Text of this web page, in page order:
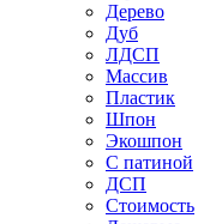
Дерево
Дуб
ЛДСП
Массив
Пластик
Шпон
Экошпон
С патиной
ДСП
Стоимость